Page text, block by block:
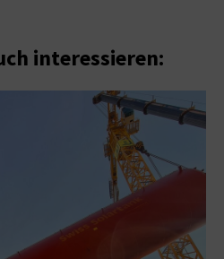
interessieren: